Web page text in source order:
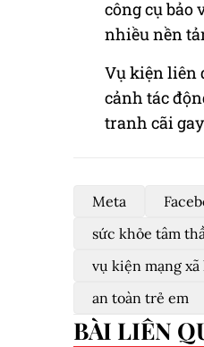
công cụ bảo
nhiều nền
Vụ kiện liên
cảnh tác
tranh cãi
Meta
sức khỏe tâm
vụ kiện mạng xã
an toàn trẻ em
BÀI LIÊN